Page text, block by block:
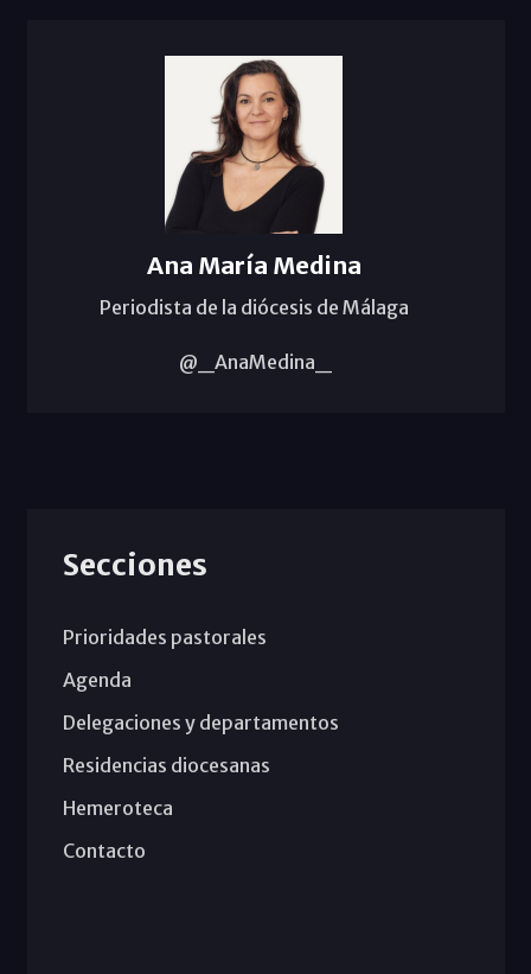
Ana María Medina
Periodista de la diócesis de Málaga
@_AnaMedina_
Secciones
Prioridades pastorales
Agenda
Delegaciones y departamentos
Residencias diocesanas
Hemeroteca
Contacto